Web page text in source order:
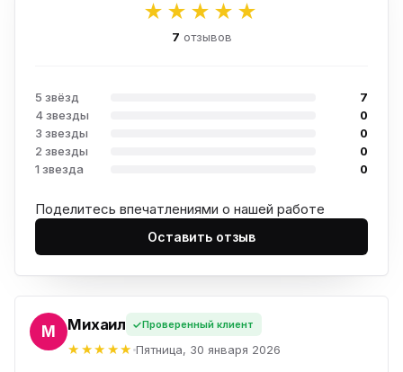
★★★★★
7 отзывов
5 звёзд
7
4 звезды
0
3 звезды
0
2 звезды
0
1 звезда
0
Поделитесь впечатлениями о нашей работе
Оставить отзыв
Михаил Проверенный клиент
Пятница, 30 января 2026